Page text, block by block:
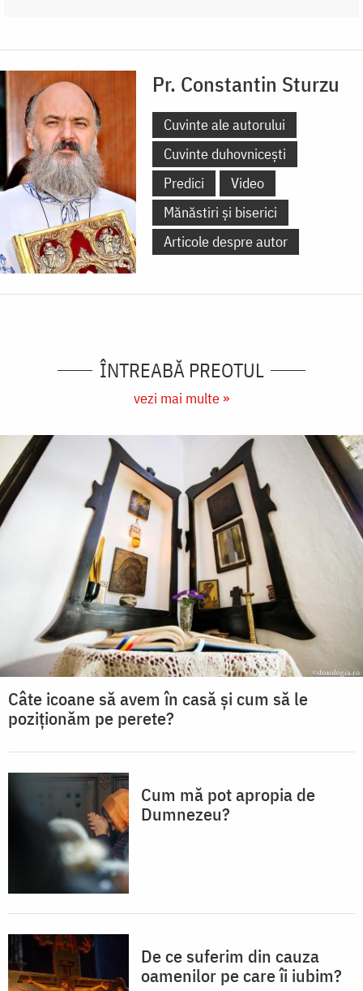
Pr. Constantin Sturzu
Cuvinte ale autorului
Cuvinte duhovnicești
Predici
Video
Mănăstiri și biserici
Articole despre autor
ÎNTREABĂ PREOTUL
vezi mai multe »
Câte icoane să avem în casă și cum să le
poziționăm pe perete?
Cum mă pot apropia de
Dumnezeu?
De ce suferim din cauza
oamenilor pe care îi iubim?